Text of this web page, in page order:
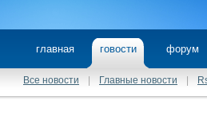
главная говости форум
Все новости Главные новости